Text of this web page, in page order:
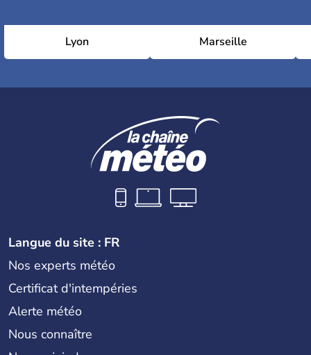
Lyon Marseille
Langue du site : FR
Nos experts météo
Certificat d'intempéries
Alerte météo
Nous connaître